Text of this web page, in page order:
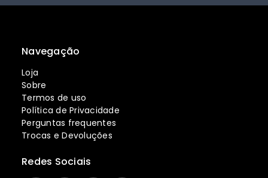
Navegação
Loja
Sobre
Termos de uso
Política de Privacidade
Perguntas frequentes
Trocas e Devoluções
Redes Sociais